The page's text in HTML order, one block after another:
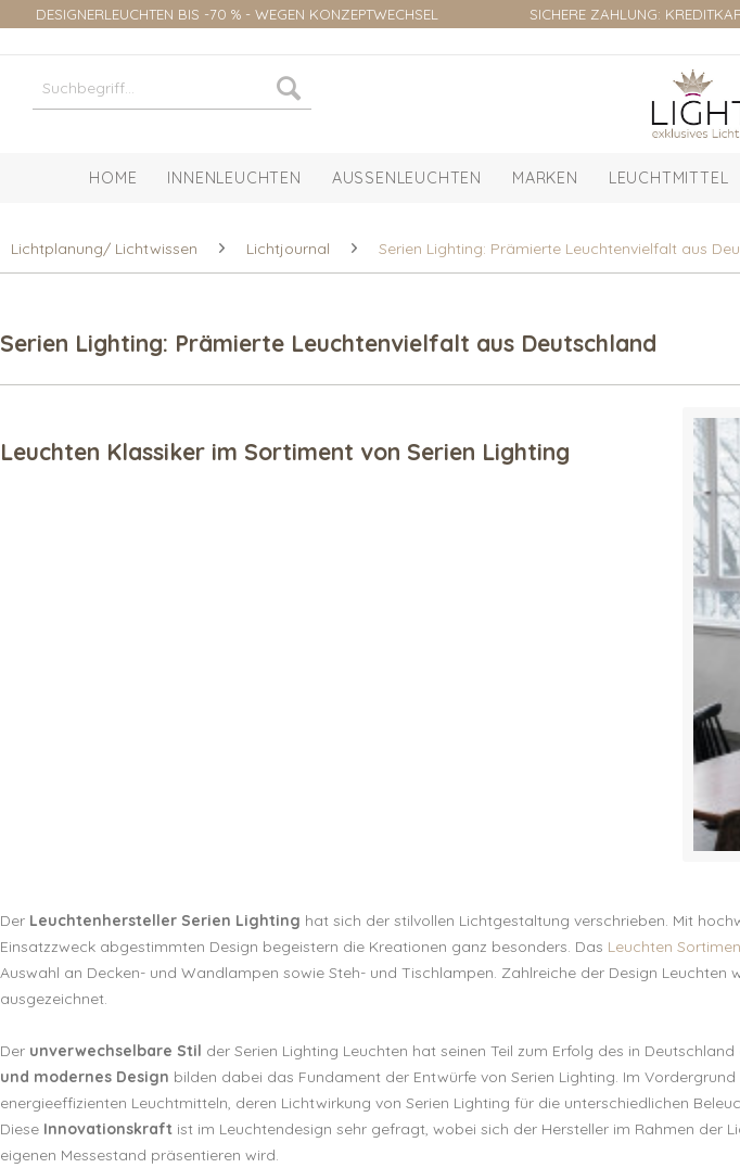
DESIGNERLEUCHTEN BIS -70 % - WEGEN KONZEPTWECHSEL SICHERE ZAHLUNG:
HOME INNENLEUCHTEN AUSSENLEUCHTEN MARKEN LEUCHTMITTEL
Lichtplanung/ Lichtwissen Lichtjournal Serien Lighting: Prämierte Leuchtenvielfalt aus
Serien Lighting: Prämierte Leuchtenvielfalt aus Deutschland
Der Leuchtenhersteller Serien Lighting hat sich der stilvollen Lichtgestaltung verschrieben. Mit
Einsatzzweck abgestimmten Design begeistern die Kreationen ganz besonders. Das Leuchten
Auswahl an Decken- und Wandlampen sowie Steh- und Tischlampen. Zahlreiche der Design Leuchten
ausgezeichnet.
Der unverwechselbare Stil der Serien Lighting Leuchten hat seinen Teil zum Erfolg des in
und modernes Design bilden dabei das Fundament der Entwürfe von Serien Lighting. Im
energieeffizienten Leuchtmitteln, deren Lichtwirkung von Serien Lighting für die unterschiedlichen
Diese Innovationskraft ist im Leuchtendesign sehr gefragt, wobei sich der Hersteller im Rahmen der
eigenen Messestand präsentieren wird.
Leuchten Klassiker im Sortiment von Serien Lighting